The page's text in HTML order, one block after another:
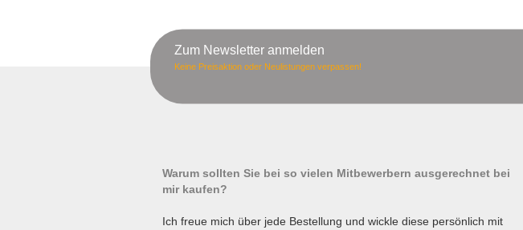
Zum Newsletter anmelden
Keine Preisaktion oder Neulistungen verpassen!
Warum sollten Sie bei so vielen Mitbewerbern ausgerechnet bei
mir kaufen?
Ich freue mich über jede Bestellung und wickle diese persönlich mit